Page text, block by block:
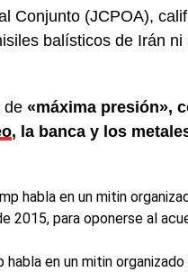
Conjunto (JCPOA),
balísticos de Irán ni
de «máxima presión»,
, la banca y los
habla en un mitin